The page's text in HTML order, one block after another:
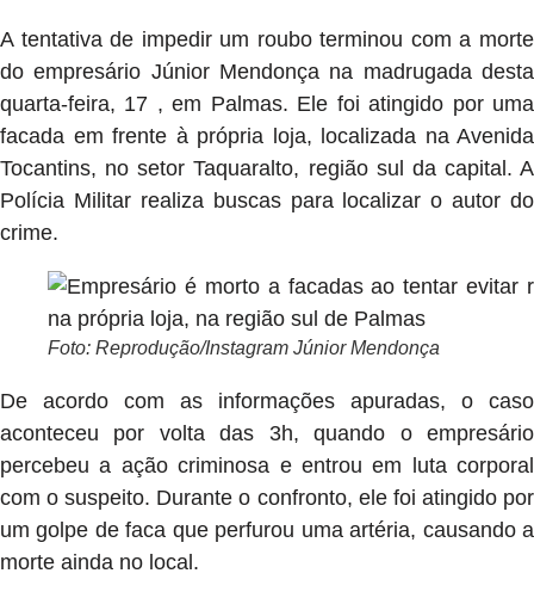
A tentativa de impedir um roubo terminou com a morte
do empresário Júnior Mendonça na madrugada desta
quarta-feira, 17 , em Palmas. Ele foi atingido por uma
facada em frente à própria loja, localizada na Avenida
Tocantins, no setor Taquaralto, região sul da capital. A
Polícia Militar realiza buscas para localizar o autor do
crime.
Foto: Reprodução/Instagram Júnior Mendonça
De acordo com as informações apuradas, o caso
aconteceu por volta das 3h, quando o empresário
percebeu a ação criminosa e entrou em luta corporal
com o suspeito. Durante o confronto, ele foi atingido por
um golpe de faca que perfurou uma artéria, causando a
morte ainda no local.